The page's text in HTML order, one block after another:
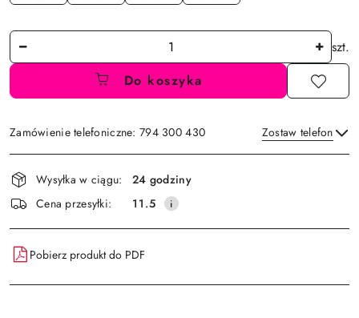
Ilość
szt.
Do koszyka
Zamówienie telefoniczne: 794 300 430 Zostaw telefon
Wyślij
Dostępność
i
dostawa
Wysyłka w ciągu:
24 godziny
Cena przesyłki:
11.5
Pobierz produkt do PDF